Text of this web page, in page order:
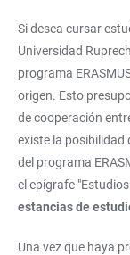
Si desea cursar
Universidad
programa
origen. Esto
de cooperación
existe la posibilidad
del programa
el epígrafe
estancias de
Una vez que haya